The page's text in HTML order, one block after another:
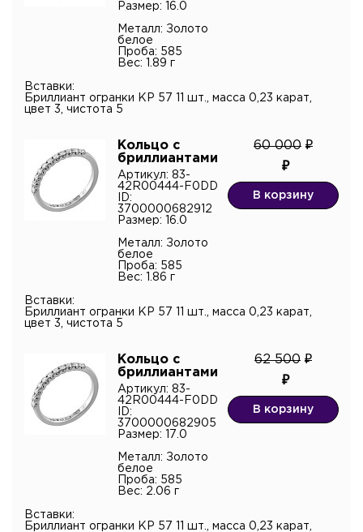
Размер: 16.0
Металл: Золото
белое
Проба: 585
Вес: 1.89 г
Вставки:
Бриллиант огранки КР 57 11 шт., масса 0,23 карат,
цвет 3, чистота 5
Кольцо с
бриллиантами
Артикул: 83-
42R00444-F0DD
ID:
3700000682912
Размер: 16.0
Металл: Золото
белое
Проба: 585
Вес: 1.86 г
60 000
В корзину
Вставки:
Бриллиант огранки КР 57 11 шт., масса 0,23 карат,
цвет 3, чистота 5
Кольцо с
бриллиантами
Артикул: 83-
42R00444-F0DD
ID:
3700000682905
Размер: 17.0
Металл: Золото
белое
Проба: 585
Вес: 2.06 г
62 500
В корзину
Вставки:
Бриллиант огранки КР 57 11 шт., масса 0,23 карат,